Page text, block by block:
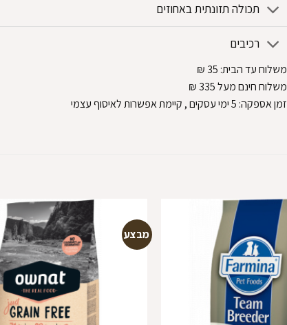
תכולה תזונתית באחוזים
רכיבים
משלוח עד הבית:
₪
משלוח חינם מעל 335
₪
זמן אספקה: 5 ימי עסקים , קיימת אפשרות לאיסוף עצמי
מבצע